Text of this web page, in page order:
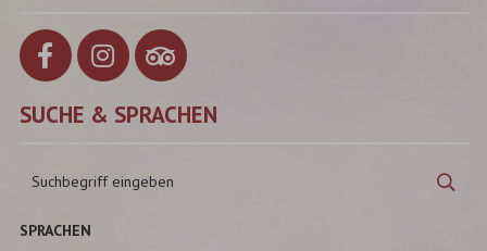
SUCHE & SPRACHEN
SPRACHEN